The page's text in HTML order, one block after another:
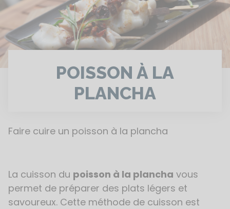
POISSON À LA
PLANCHA
Faire cuire un poisson à la plancha
La cuisson du poisson à la plancha vous
permet de préparer des plats légers et
savoureux. Cette méthode de cuisson est